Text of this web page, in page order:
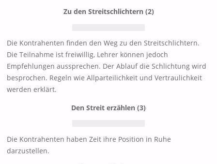
Zu den Streitschlichtern (2)
Die Kontrahenten finden den Weg zu den Streitschlichtern.
Die Teilnahme ist freiwillig, Lehrer können jedoch
Empfehlungen aussprechen. Der Ablauf die Schlichtung wird
besprochen. Regeln wie Allparteilichkeit und Vertraulichkeit
werden erklärt.
Den Streit erzählen (3)
Die Kontrahenten haben Zeit ihre Position in Ruhe
darzustellen.